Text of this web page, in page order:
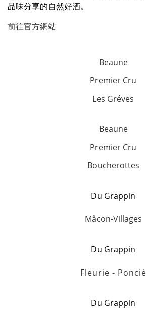
品味分享的自然好酒。
前往官方網站
Beaune
Premier Cru
Les Gréves
Beaune
Premier Cru
Boucherottes
Du Grappin
Mâcon-Villages
Du Grappin
Fleurie - Poncié
Du Grappin